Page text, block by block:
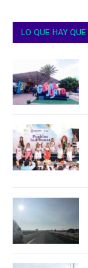
LO QUE HAY QUE